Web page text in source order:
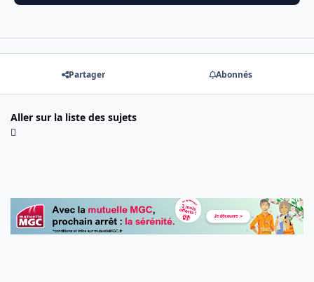
Partager Abonnés
Aller sur la liste des sujets